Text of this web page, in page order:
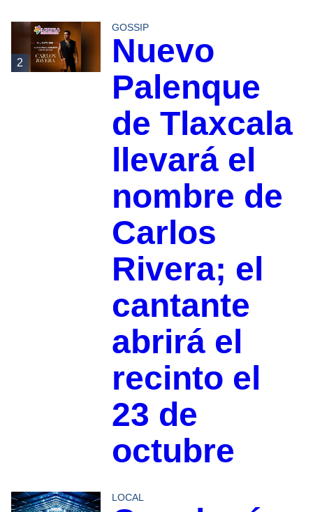
2
GOSSIP
Nuevo
Palenque
de Tlaxcala
llevará el
nombre de
Carlos
Rivera; el
cantante
abrirá el
recinto el
23 de
octubre
LOCAL